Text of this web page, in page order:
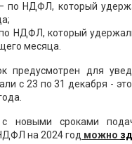
по НДФЛ, который
НДФЛ, который
месяца.
предусмотрен для
с 23 по 31 декабря -
с новыми сроками
на 2024 год можно